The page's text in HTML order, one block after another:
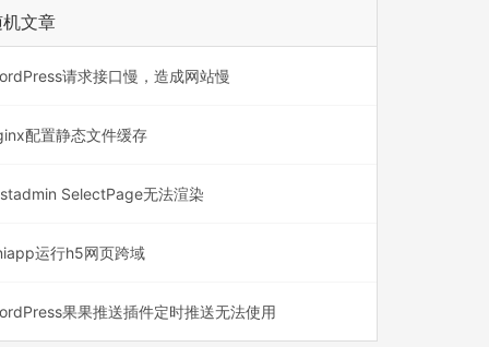
文章
请求接口慢，造成网站慢
配置静态文件缓存
SelectPage无法渲染
运行h5网页跨域
果果推送插件定时推送无法使用